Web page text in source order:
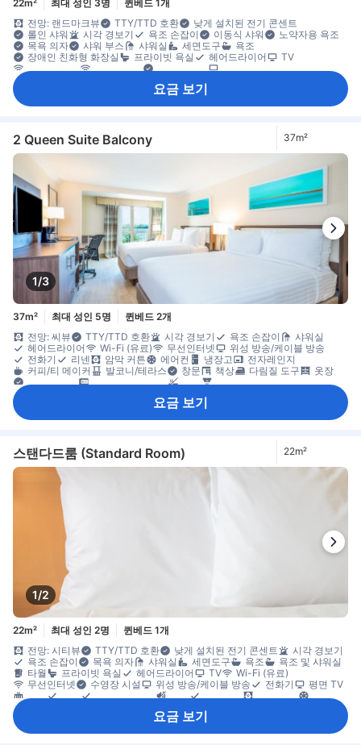
22m² 최대 성인 3명
퀸베드 1개
전망: 랜드마크뷰
TTY/TTD 호환
낮게 설치된 전기 콘센트
롤인 샤워
시각 경보기 욕조 손잡이 이동식 샤워
노약자용 욕조
목욕 의자
샤워 부스 샤워실 세면도구
욕조
장애인 친화형 화장실
프라이빗 욕실 헤어드라이어
TV
Wi-Fi (유료)
무선인터넷 수영장 시설
위성 방송/케이블 방송
전용 출입구 침대 옆 콘센트
접이식 침대
객실 내 안전 금고
노트북용 금고
안전/보안 시설/서비스
요금 보기
2 Queen Suite Balcony 37m²
1/3
37m² 최대 성인 5명
퀸베드 2개
전망: 씨뷰
TTY/TTD 호환 시각 경보기 욕조 손잡이
샤워실
헤어드라이어
Wi-Fi (유료) 무선인터넷
위성 방송/케이블 방송
전화기
리넨 암막 커튼 에어컨 냉장고
전자레인지
커피/티 메이커
발코니/테라스 창문 책상 다림질 도구
옷장
개별 에어컨
객실 내 안전 금고 금연 화재감지기
요금 보기
스탠다드룸 (Standard Room) 22m²
1/2
22m² 최대 성인 2명
퀸베드 1개
전망: 시티뷰
TTY/TTD 호환 낮게 설치된 전기 콘센트
시각 경보기
욕조 손잡이
목욕 의자 샤워실 세면도구 욕조
욕조 및 샤워실
타월
프라이빗 욕실 헤어드라이어 TV
Wi-Fi (유료)
무선인터넷
수영장 시설 위성 방송/케이블 방송 전화기
평면 TV
난방
리넨 모닝콜 서비스 방음 알람시계 암막 커튼
에어컨
발코니/테라스
요금 보기